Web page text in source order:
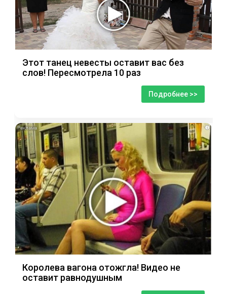
Этот танец невесты оставит вас без
слов! Пересмотрела 10 раз
Подробнее >>
i
Королева вагона отожгла! Видео не
оставит равнодушным